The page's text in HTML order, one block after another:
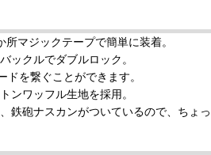
マジックテープで簡単に装着。
ックルでダブルロック。
ドを繋ぐことができます。
ンワッフル生地を採用。
鉄砲ナスカンがついているので、ちょ